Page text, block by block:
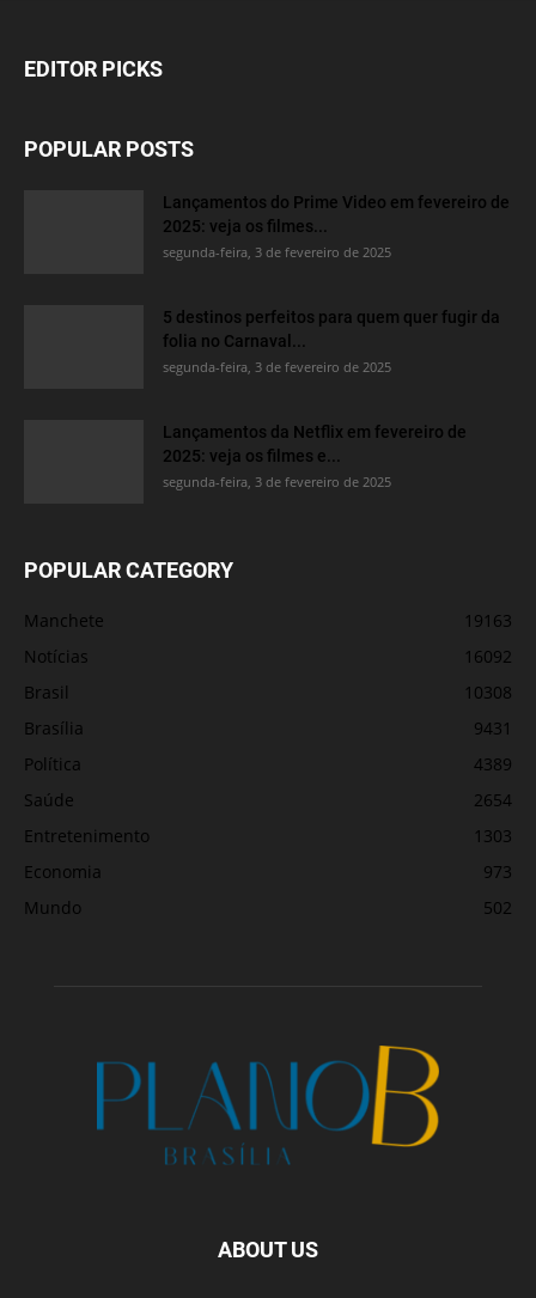
EDITOR PICKS
POPULAR POSTS
Lançamentos do Prime Video em fevereiro de
2025: veja os filmes...
segunda-feira, 3 de fevereiro de 2025
5 destinos perfeitos para quem quer fugir da
folia no Carnaval...
segunda-feira, 3 de fevereiro de 2025
Lançamentos da Netflix em fevereiro de
2025: veja os filmes e...
segunda-feira, 3 de fevereiro de 2025
POPULAR CATEGORY
Manchete
19163
Notícias
16092
Brasil
10308
Brasília
9431
Política
4389
Saúde
2654
Entretenimento
1303
Economia
973
Mundo
502
ABOUT US